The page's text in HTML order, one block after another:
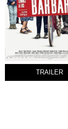
TRAILER